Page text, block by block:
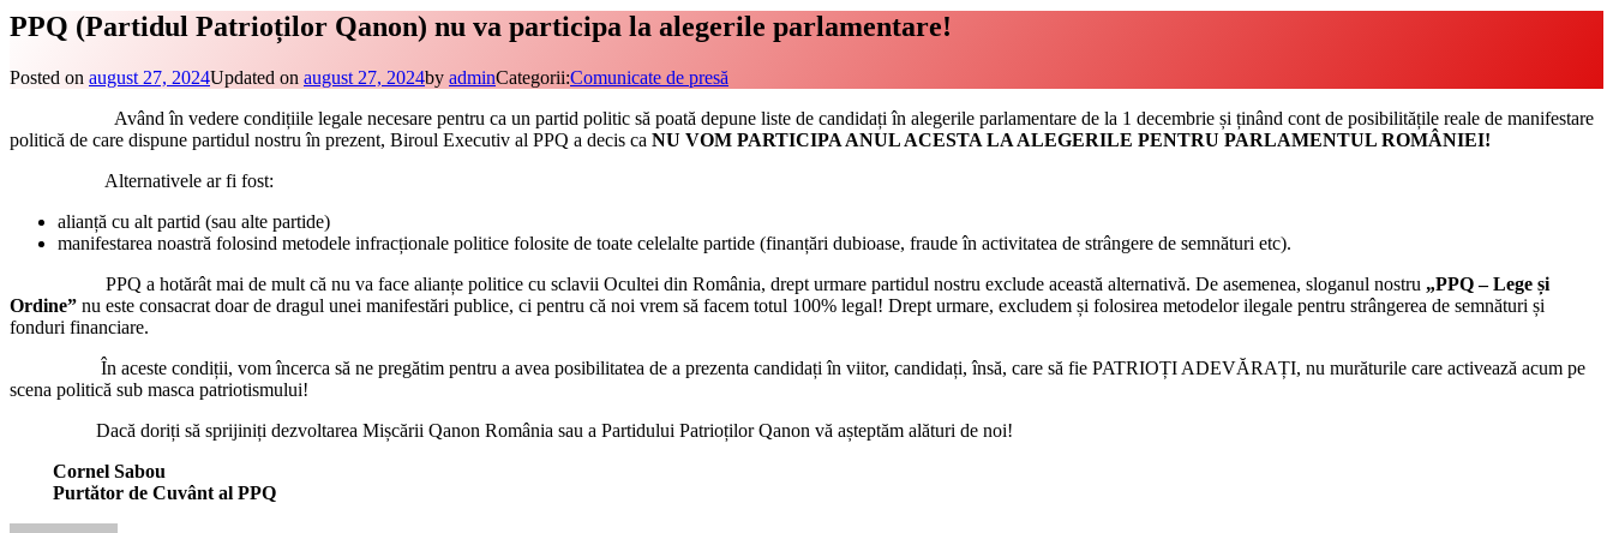
PPQ (Partidul Patrioților Qanon) nu va participa la alegerile parlamentare!
Posted on august 27, 2024Updated on august 27, 2024by adminCategorii:Comunicate de presă
Având în vedere condițiile legale necesare pentru ca un partid politic să poată depune liste de candidați în alegerile parlamentare de la 1 decembrie și ținând cont de posibilitățile reale de manifestare
politică de care dispune partidul nostru în prezent, Biroul Executiv al PPQ a decis ca NU VOM PARTICIPA ANUL ACESTA LA ALEGERILE PENTRU PARLAMENTUL ROMÂNIEI!
Alternativele ar fi fost:
alianță cu alt partid (sau alte partide)
manifestarea noastră folosind metodele infracționale politice folosite de toate celelalte partide (finanțări dubioase, fraude în activitatea de strângere de semnături etc).
PPQ a hotărât mai de mult că nu va face alianțe politice cu sclavii Ocultei din România, drept urmare partidul nostru exclude această alternativă. De asemenea, sloganul nostru „PPQ – Lege și
Ordine” nu este consacrat doar de dragul unei manifestări publice, ci pentru că noi vrem să facem totul 100% legal! Drept urmare, excludem și folosirea metodelor ilegale pentru strângerea de semnături și
fonduri financiare.
În aceste condiții, vom încerca să ne pregătim pentru a avea posibilitatea de a prezenta candidați în viitor, candidați, însă, care să fie PATRIOȚI ADEVĂRAȚI, nu murăturile care activează acum pe
scena politică sub masca patriotismului!
Dacă doriți să sprijiniți dezvoltarea Mișcării Qanon România sau a Partidului Patrioților Qanon vă așteptăm alături de noi!
Cornel Sabou
Purtător de Cuvânt al PPQ